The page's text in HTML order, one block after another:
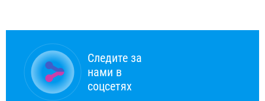
Следите за
нами в
соцсетях